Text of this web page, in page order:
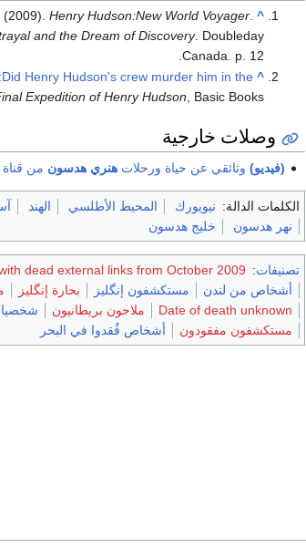
^
(2009).Henry Hudson:New World Voyager
and the Dream of Discovery. Doubleday
Canada. p. 12.
^
Did Henry Hudson's crew murder him in the
Expedition of Henry Hudson, Basic Books
وصلات خارجية
(فيديو) وثائقي عن حياة ورحلاتهنري هدسون من قناة
الكلمات الدالة: نيويورك المحيط الأطلسي الهند
نهر هدسون
خليج هدسون
تصنيفات:
dead external links from October 2009
أشخاص من لندن
مستكشفون إنگليز بحارة إنگليز
Date of death unknown
ملاحون بريطانيون
مستكشفون مفقودون
أشخاص فُقدوا في البحر